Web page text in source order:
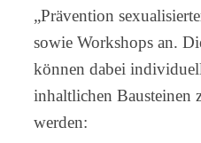
„Prävention
sowie Workshops an.
können dabei
inhaltlichen Bausteinen
werden: